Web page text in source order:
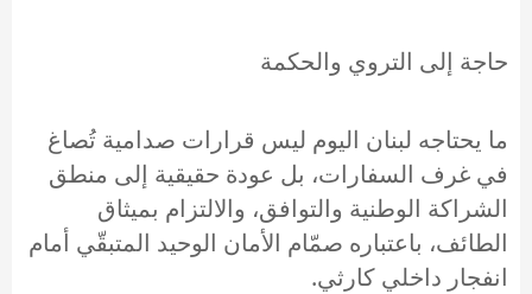
حاجة إلى التروي والحكمة
ما يحتاجه لبنان اليوم ليس قرارات صدامية تُصاغ
في غرف السفارات، بل عودة حقيقية إلى منطق
الشراكة الوطنية والتوافق، والالتزام بميثاق
الطائف، باعتباره صمّام الأمان الوحيد المتبقّي أمام
انفجار داخلي كارثي.